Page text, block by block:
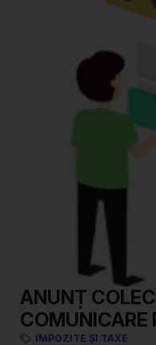
ANUNȚ
COMUNICARE
IMPOZITE ȘI TAXE